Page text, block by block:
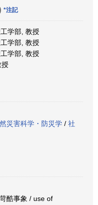
*注記
学部, 教授
学部, 教授
学部, 教授
授
災害科学・防災学 / 社
酷事象 / use of